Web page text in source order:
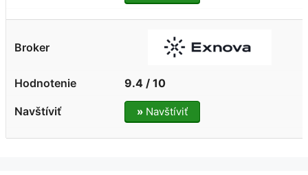
9.4 / 10
»Navštíviť